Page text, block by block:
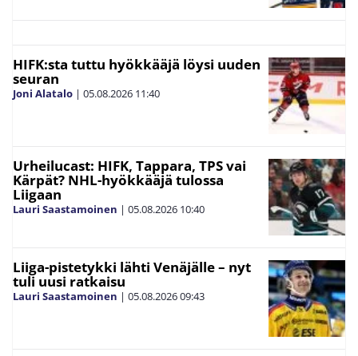
HIFK:sta tuttu hyökkääjä löysi uuden
seuran
Joni Alatalo | 05.08.2026 11:40
Urheilucast: HIFK, Tappara, TPS vai
Kärpät? NHL-hyökkääjä tulossa
Liigaan
Lauri Saastamoinen | 05.08.2026 10:40
Liiga-pistetykki lähti Venäjälle – nyt
tuli uusi ratkaisu
Lauri Saastamoinen | 05.08.202609:43